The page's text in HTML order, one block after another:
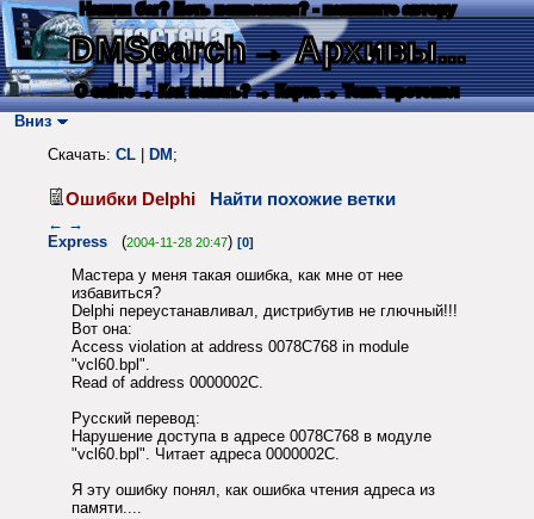
Нашли баг? Есть пожелания? - напишите автору
DMSearch→ Архивы...
О сайте → Как искать? → Карта → Текс. протокол
Вниз
Скачать: CL DM ;
Ошибки Delphi Найти похожие ветки
← →
Express (2004-11-28 20:47) [0]
Мастера у меня такая ошибка, как мне от нее
избавиться?
Delphi переустанавливал, дистрибутив не глючный!!!
Вот она:
Access violation at address 0078C768 in module
"vcl60.bpl".
Read of address 0000002C.
Русский перевод:
Нарушение доступа в адресе 0078C768 в модуле
"vcl60.bpl". Читает адреса 0000002C.
Я эту ошибку понял, как ошибка чтения адреса из
памяти....